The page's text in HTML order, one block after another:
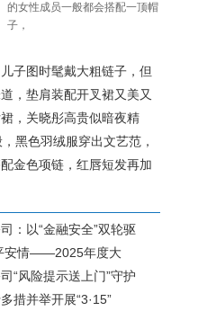
的女性成员一般都会搭配一顶帽
子，
子图时髦戴大粗链子，但
，垫肩装配开叉裙又美又
，关晓彤高贵似暗夜精
黑色羽绒服穿出文艺范，
金色项链，红唇短发再加
：以“金融安全”双轮驱
安情——2025年度大
“风险提示送上门”守护
措并举开展“3·15”